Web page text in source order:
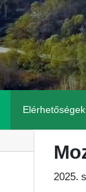
Elérhetőségek
2025.